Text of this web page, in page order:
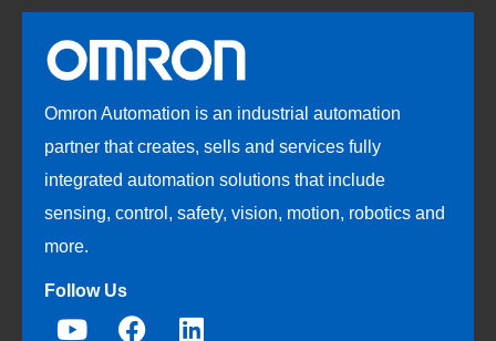
Omron Automation is an industrial automation
partner that creates, sells and services fully
integrated automation solutions that include
sensing, control, safety, vision, motion, robotics and
more.
Follow Us